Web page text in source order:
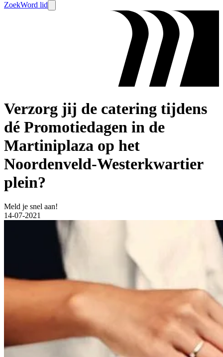
ZoekWord lid
Verzorg jij de catering tijdens
dé Promotiedagen in de
Martiniplaza op het
Noordenveld-Westerkwartier
plein?
Meld je snel aan!
14-07-2021